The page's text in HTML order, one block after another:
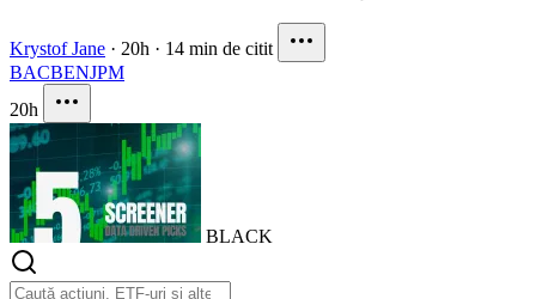
Krystof Jane · 20h · 14 min de citit
BACBENJPM
20h
BLACK